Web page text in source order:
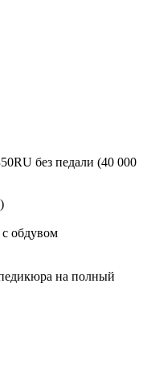
без педали (40 000
обдувом
на полный